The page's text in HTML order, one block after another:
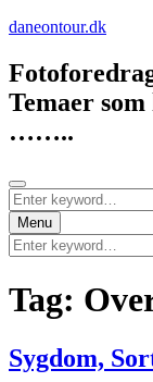
Skip
content
daneontour.dk
Temaer
……..
Search
Search
for:Menu
Search
for:
Tag:
Sygdom,